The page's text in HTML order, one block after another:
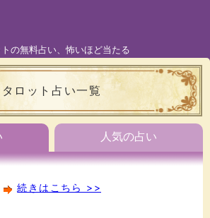
トの無料占い、怖いほど当たる
タロット占い一覧
人気の占い
続きはこちら >>